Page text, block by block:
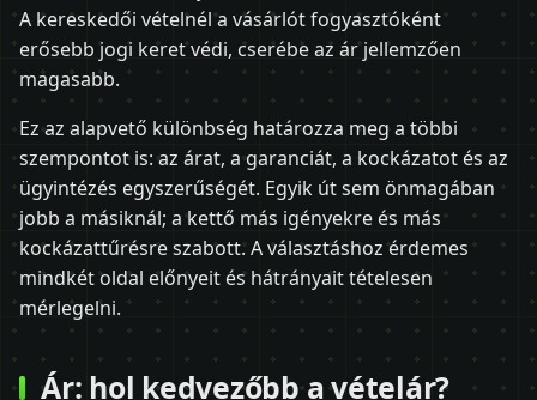
A kereskedői vételnél a vásárlót fogyasztóként
erősebb jogi keret védi, cserébe az ár jellemzően
magasabb.
Ez az alapvető különbség határozza meg a többi
szempontot is: az árat, a garanciát, a kockázatot és az
ügyintézés egyszerűségét. Egyik út sem önmagában
jobb a másiknál; a kettő más igényekre és más
kockázattűrésre szabott. A választáshoz érdemes
mindkét oldal előnyeit és hátrányait tételesen
mérlegelni.
Ár: hol kedvezőbb a vételár?